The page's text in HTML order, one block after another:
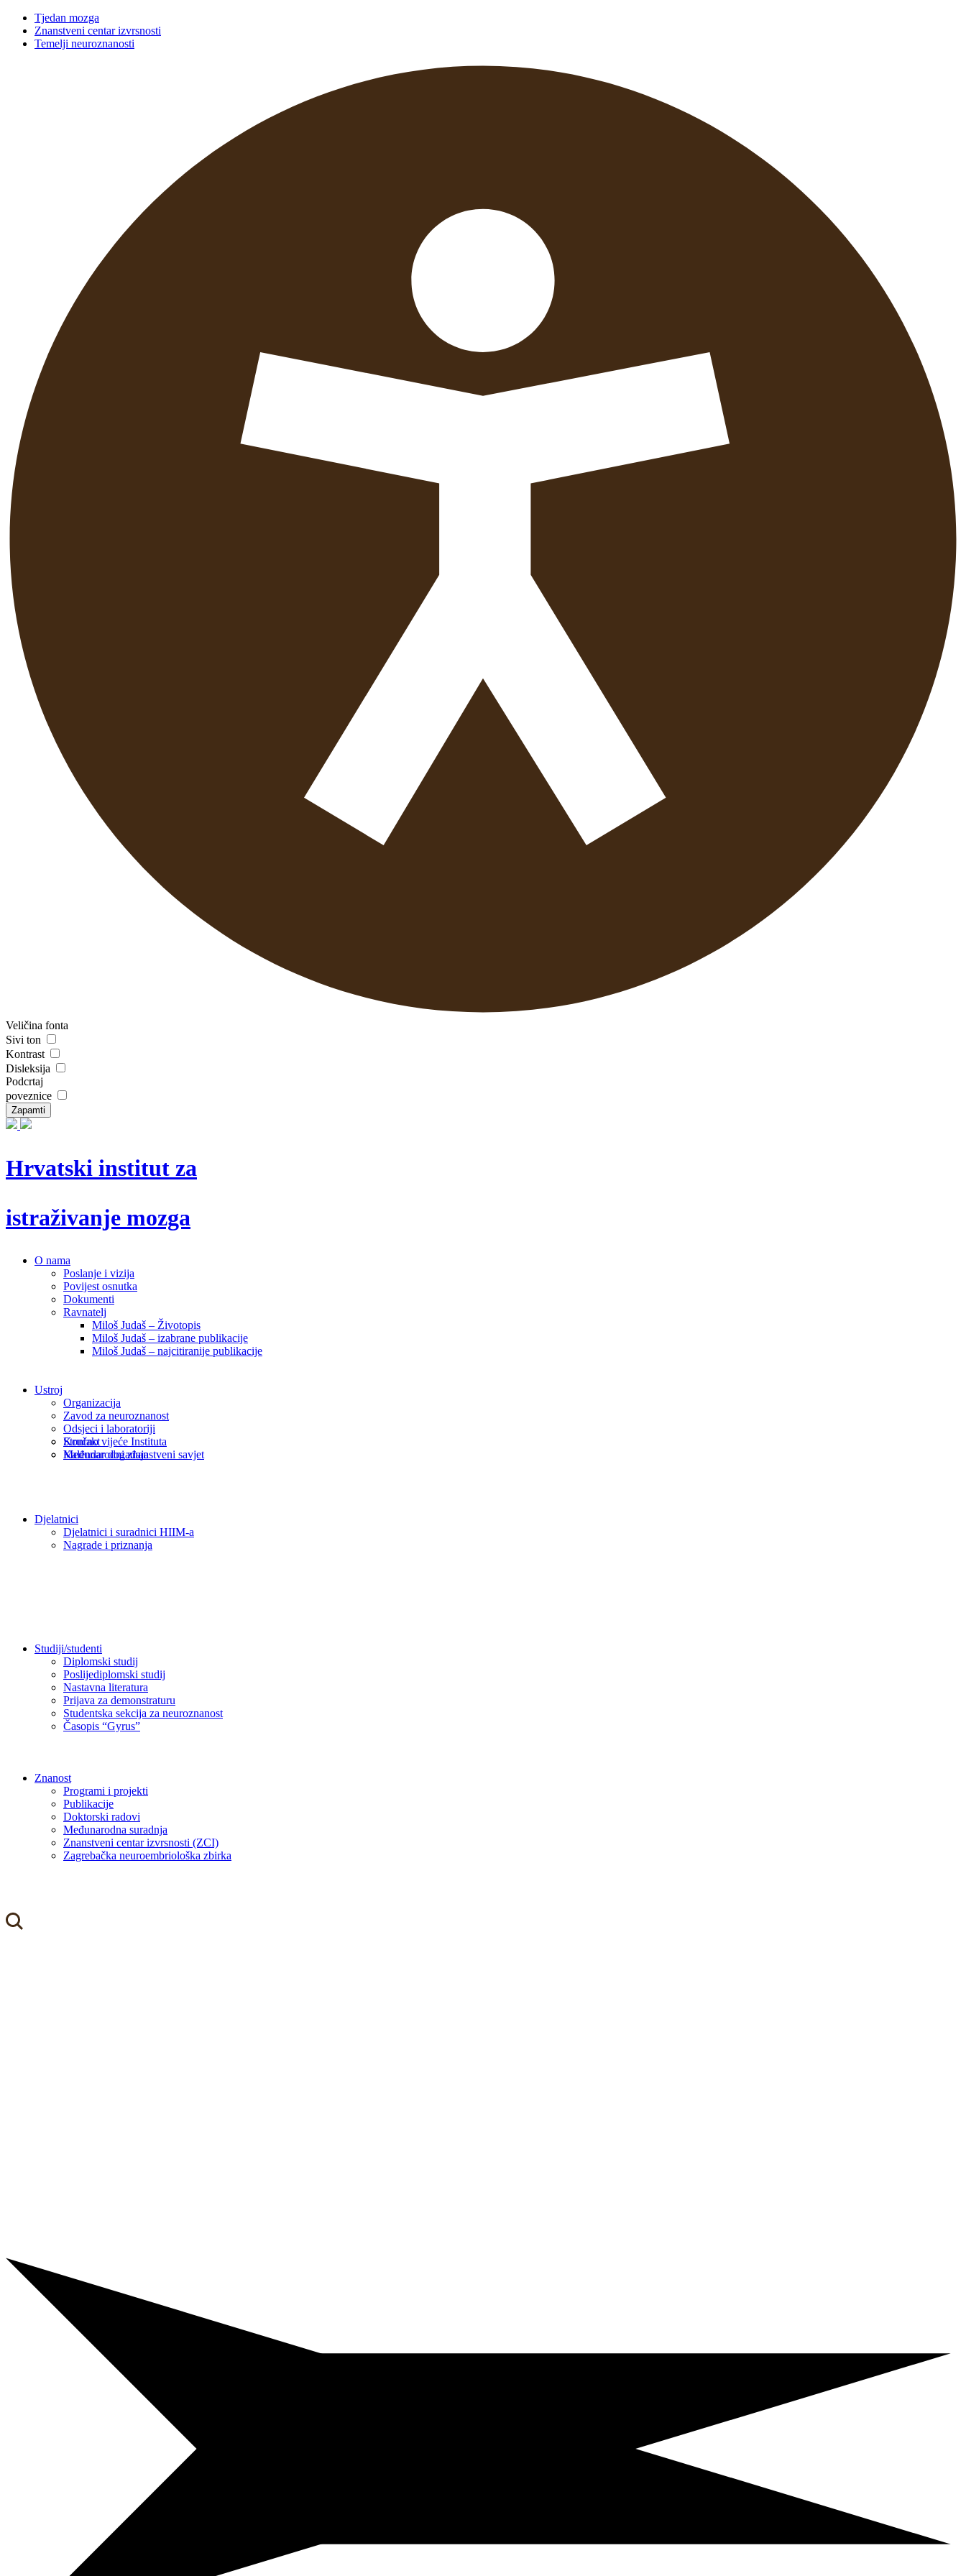
Tjedan mozga
Znanstveni centar izvrsnosti
Temelji neuroznanosti
Veličina fonta
Sivi ton
Kontrast
Disleksija
Podcrtaj
poveznice
Zapamti
Hrvatski institut za
istraživanje mozga
O nama
Poslanje i vizija
Povijest osnutka
Dokumenti
Ravnatelj
Miloš Judaš – Životopis
Miloš Judaš – izabrane publikacije
Miloš Judaš – najcitiranije publikacije
Kontakt
Kalendar događaja
Ustroj
Organizacija
Zavod za neuroznanost
Odsjeci i laboratoriji
Stručno vijeće Instituta
Međunarodni znanstveni savjet
Djelatnici
Djelatnici i suradnici HIIM-a
Nagrade i priznanja
Studiji/studenti
Diplomski studij
Poslijediplomski studij
Nastavna literatura
Prijava za demonstraturu
Studentska sekcija za neuroznanost
Časopis “Gyrus”
Znanost
Programi i projekti
Publikacije
Doktorski radovi
Međunarodna suradnja
Znanstveni centar izvrsnosti (ZCI)
Zagrebačka neuroembriološka zbirka